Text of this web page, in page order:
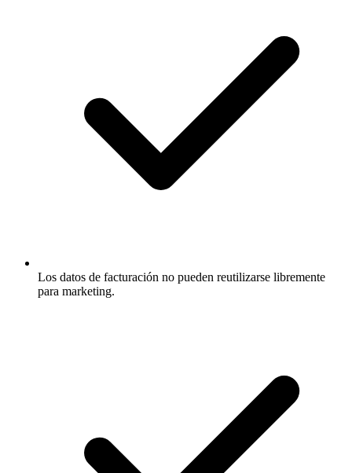
Los datos de facturación no pueden reutilizarse libremente
para marketing.